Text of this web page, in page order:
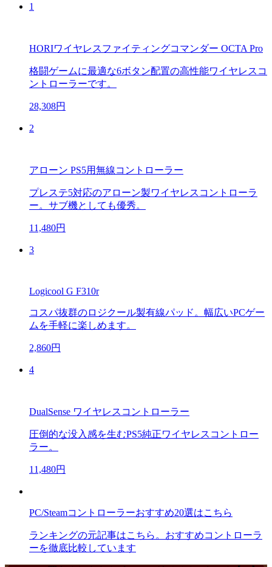
1
HORIワイヤレスファイティングコマンダー OCTA Pro
格闘ゲームに最適な6ボタン配置の高性能ワイヤレスコ
ントローラーです。
28,308円
2
アローン PS5用無線コントローラー
プレステ5対応のアローン製ワイヤレスコントローラ
ー。サブ機としても優秀。
11,480円
3
Logicool G F310r
コスパ抜群のロジクール製有線パッド。幅広いPCゲー
ムを手軽に楽しめます。
2,860円
4
DualSense ワイヤレスコントローラー
圧倒的な没入感を生むPS5純正ワイヤレスコントロー
ラー。
11,480円
PC/Steamコントローラーおすすめ20選はこちら
ランキングの元記事はこちら。おすすめコントローラ
ーを徹底比較しています